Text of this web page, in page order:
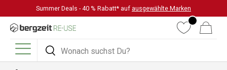
DIREKT ZUM INHALT
Summer Deals - 40 % Rabatt* auf ausgewählte Marken
Suchen
Suchen
WunschlisteWarenkorb
Menü